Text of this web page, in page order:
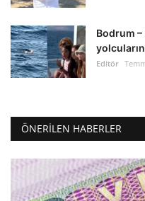
Bodrum
Editör
ÖNERILEN HABERLER